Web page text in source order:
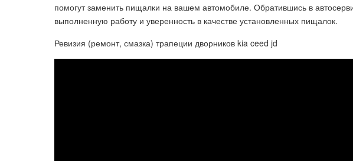
помогут заменить пищалки на вашем автомобиле. Обратившись в
выполненную работу и уверенность в качестве установленных пищалок.
Ревизия (ремонт, смазка) трапеции дворников kia ceed jd